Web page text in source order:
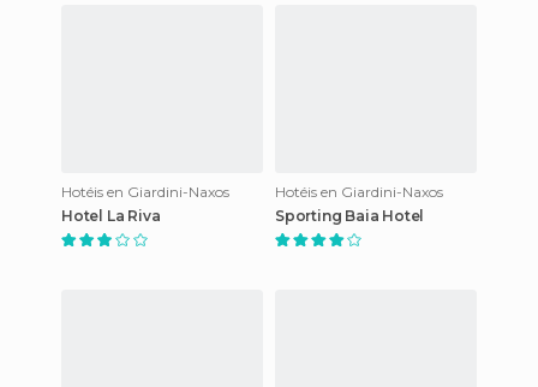
Hotéis en Giardini-Naxos
Hotel La Riva
Hotéis en Giardini-Naxos
Sporting Baia Hotel